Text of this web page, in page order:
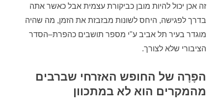
זה אכן יכול להיות מובן כביקורת עצמית אבל כאשר אתה
בדרך לפגישה, היחס לשונות מבזבזת את הזמן, מה שהיה
מוגדר בעיר תל אביב ע"י מספר תושבים כהפרת–הסדר
הציבורי שלא לצורך.
הפָרָה של החופש האזרחי שברבים
מהמקרים הוא לא במתכוון